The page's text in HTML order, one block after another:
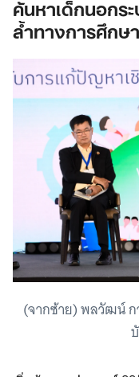
ค้นหาเด็กนอกร
ล้ำทางการศึก
(จากซ้าย) พลวัฒน์ ก